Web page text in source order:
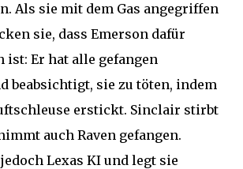
Als sie mit dem Gas angegriffen
sie, dass Emerson dafür
Er hat alle gefangen
beabsichtigt, sie zu töten, indem
erstickt. Sinclair stirbt
auch Raven gefangen.
Lexas KI und legt sie